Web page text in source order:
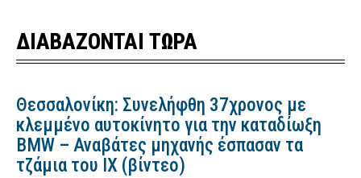
ΔΙΑΒΑΖΟΝΤΑΙ ΤΩΡΑ
Θεσσαλονίκη: Συνελήφθη 37χρονος με
κλεμμένο αυτοκίνητο για την καταδίωξη
BMW – Αναβάτες μηχανής έσπασαν τα
τζάμια του ΙΧ (βίντεο)